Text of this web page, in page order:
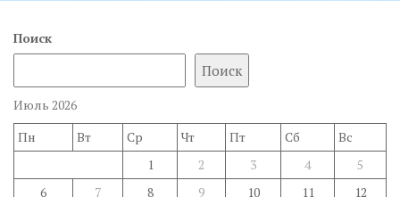
Поиск
Поиск
Июль 2026
Пн
Вт Ср Чт Пт Сб
Вс
1
2 3 4
5
6
7 8 9 10 11
12